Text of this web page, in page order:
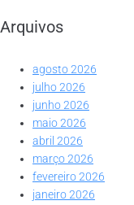
Arquivos
agosto 2026
julho 2026
junho 2026
maio 2026
abril 2026
março 2026
fevereiro 2026
janeiro 2026